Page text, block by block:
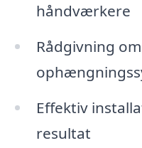
håndværkere
Rådgivning
Effektiv
resultat